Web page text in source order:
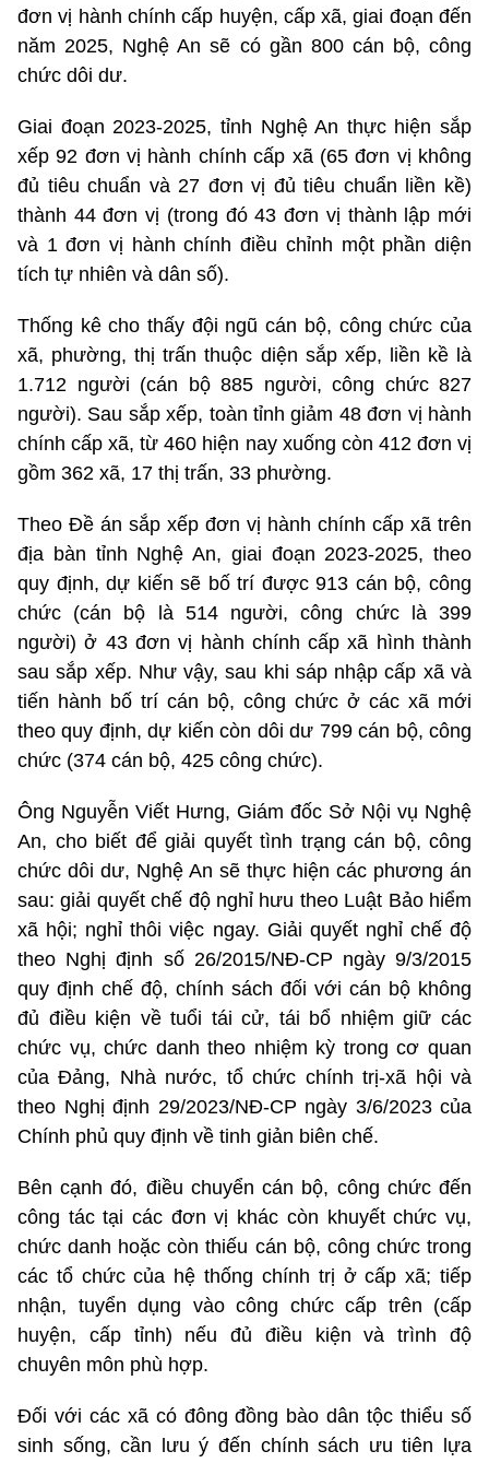
đơn vị hành chính cấp huyện, cấp xã, giai đoạn đến
năm 2025, Nghệ An sẽ có gần 800 cán bộ, công
chức dôi dư.
Giai đoạn 2023-2025, tỉnh Nghệ An thực hiện sắp
xếp 92 đơn vị hành chính cấp xã (65 đơn vị không
đủ tiêu chuẩn và 27 đơn vị đủ tiêu chuẩn liền kề)
thành 44 đơn vị (trong đó 43 đơn vị thành lập mới
và 1 đơn vị hành chính điều chỉnh một phần diện
tích tự nhiên và dân số).
Thống kê cho thấy đội ngũ cán bộ, công chức của
xã, phường, thị trấn thuộc diện sắp xếp, liền kề là
1.712 người (cán bộ 885 người, công chức 827
người). Sau sắp xếp, toàn tỉnh giảm 48 đơn vị hành
chính cấp xã, từ 460 hiện nay xuống còn 412 đơn vị
gồm 362 xã, 17 thị trấn, 33 phường.
Theo Đề án sắp xếp đơn vị hành chính cấp xã trên
địa bàn tỉnh Nghệ An, giai đoạn 2023-2025, theo
quy định, dự kiến sẽ bố trí được 913 cán bộ, công
chức (cán bộ là 514 người, công chức là 399
người) ở 43 đơn vị hành chính cấp xã hình thành
sau sắp xếp. Như vậy, sau khi sáp nhập cấp xã và
tiến hành bố trí cán bộ, công chức ở các xã mới
theo quy định, dự kiến còn dôi dư 799 cán bộ, công
chức (374 cán bộ, 425 công chức).
Ông Nguyễn Viết Hưng, Giám đốc Sở Nội vụ Nghệ
An, cho biết để giải quyết tình trạng cán bộ, công
chức dôi dư, Nghệ An sẽ thực hiện các phương án
sau: giải quyết chế độ nghỉ hưu theo Luật Bảo hiểm
xã hội; nghỉ thôi việc ngay. Giải quyết nghỉ chế độ
theo Nghị định số 26/2015/NĐ-CP ngày 9/3/2015
quy định chế độ, chính sách đối với cán bộ không
đủ điều kiện về tuổi tái cử, tái bổ nhiệm giữ các
chức vụ, chức danh theo nhiệm kỳ trong cơ quan
của Đảng, Nhà nước, tổ chức chính trị-xã hội và
theo Nghị định 29/2023/NĐ-CP ngày 3/6/2023 của
Chính phủ quy định về tinh giản biên chế.
Bên cạnh đó, điều chuyển cán bộ, công chức đến
công tác tại các đơn vị khác còn khuyết chức vụ,
chức danh hoặc còn thiếu cán bộ, công chức trong
các tổ chức của hệ thống chính trị ở cấp xã; tiếp
nhận, tuyển dụng vào công chức cấp trên (cấp
huyện, cấp tỉnh) nếu đủ điều kiện và trình độ
chuyên môn phù hợp.
Đối với các xã có đông đồng bào dân tộc thiểu số
sinh sống, cần lưu ý đến chính sách ưu tiên lựa